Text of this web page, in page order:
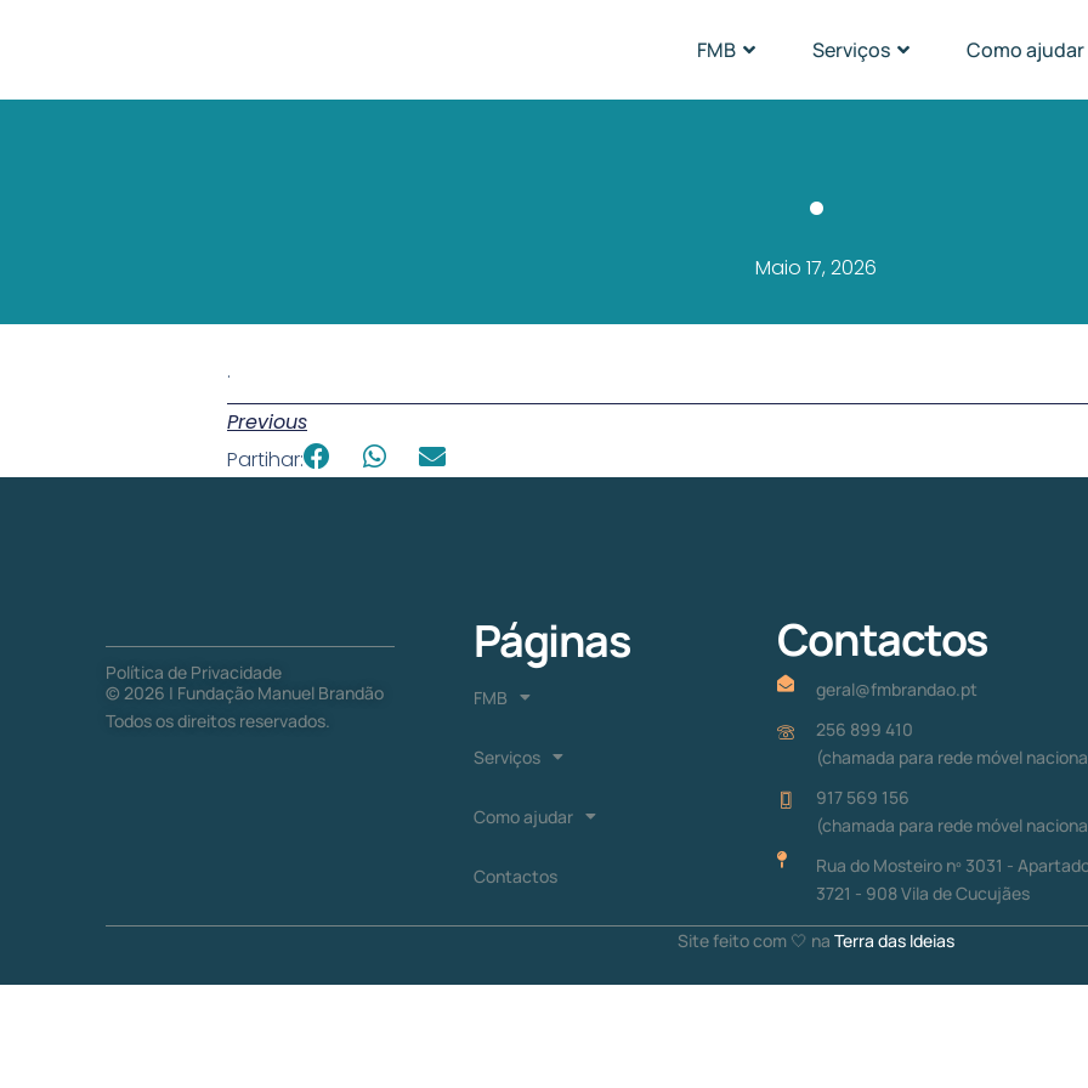
FMB Serviços Como ajudar
.
Maio 17, 2026
.
Previous
Partihar:
Política de Privacidade
© 2026 | Fundação Manuel Brandão
Todos os direitos reservados.
Páginas
FMB
Serviços
Como ajudar
Contactos
Contactos
geral@fmbrandao.pt
256 899 410
(chamada para rede móvel
917 569 156
(chamada para rede móvel
Rua do Mosteiro nº 3031 -
3721 - 908 Vila de Cucujães
Site feito com 🤍 na Terra das Ideias